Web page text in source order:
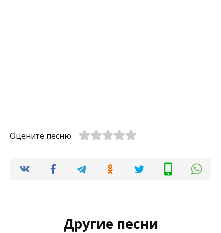
Оцените песню
Другие песни